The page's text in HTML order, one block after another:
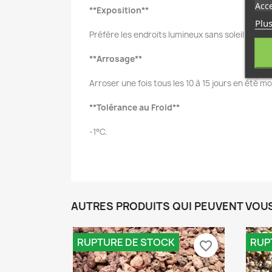
**Exposition**
Préfère les endroits lumineux sans soleil
**Arrosage**
Arroser une fois tous les 10 à 15 jours en été
**Tolérance au Froid**
-1°C.
AUTRES PRODUITS QUI PEUVENT
RUPTURE DE STOCK favorite_border